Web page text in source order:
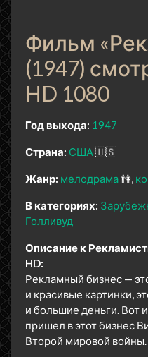
Фильм
(1947)
HD 1080
Год выхода: 1947
Страна: США 🇺🇸
Жанр: мелодрама👫
В категориях:
Голливуд
Описание к
HD:
Рекламный бизнес —
и красивые картинки,
и большие деньги. Вот
пришел в этот бизнес
Второй мировой войны.